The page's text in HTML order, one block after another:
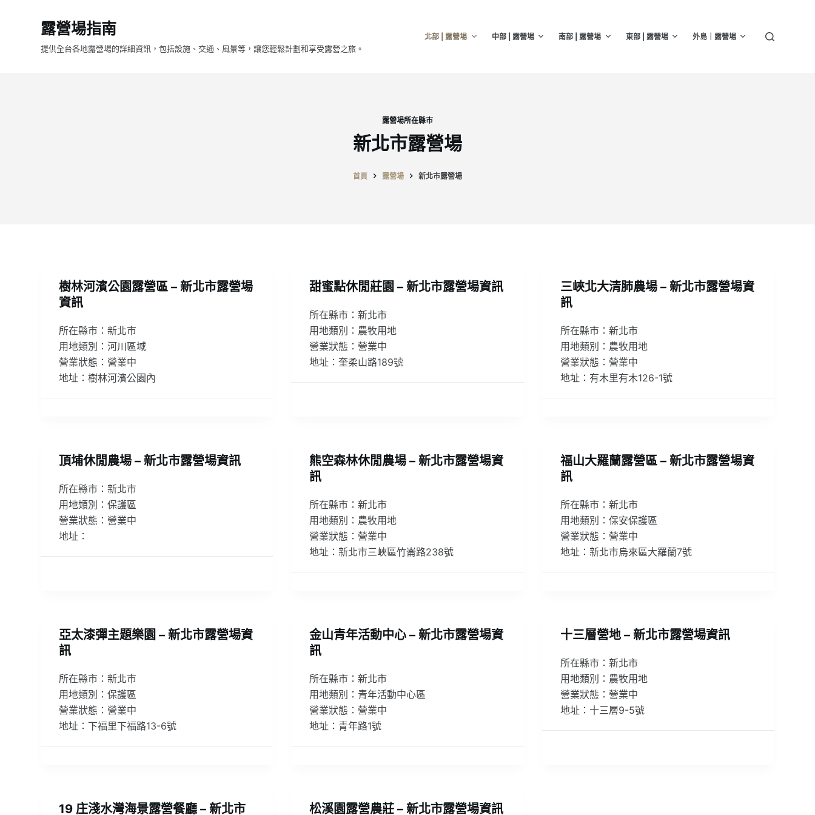
露營場指南
提供全台各地露營場的詳細資訊，包括設施、交通、風景等，讓您輕鬆計劃和享受露營之旅。
北部 | 露營場 中部 | 露營場 南部 | 露營場 東部 | 露營場 外島｜露營場
露營場所在縣市
新北市露營場
首頁 露營場 新北市露營場
樹林河濱公園露營區 – 新北市露營場
資訊
所在縣市：新北市
用地類別：河川區域
營業狀態：營業中
地址：樹林河濱公園內
甜蜜點休閒莊園 – 新北市露營場資訊
所在縣市：新北市
用地類別：農牧用地
營業狀態：營業中
地址：奎柔山路189號
三峽北大清肺農場 – 新北市露營場資
訊
所在縣市：新北市
用地類別：農牧用地
營業狀態：營業中
地址：有木里有木126-1號
頂埔休閒農場 – 新北市露營場資訊
所在縣市：新北市
用地類別：保護區
營業狀態：營業中
地址：
熊空森林休閒農場 – 新北市露營場資
訊
所在縣市：新北市
用地類別：農牧用地
營業狀態：營業中
地址：新北市三峽區竹崙路238號
福山大羅蘭露營區 – 新北市露營場資
訊
所在縣市：新北市
用地類別：保安保護區
營業狀態：營業中
地址：新北市烏來區大羅蘭7號
亞太漆彈主題樂園 – 新北市露營場資
訊
所在縣市：新北市
用地類別：保護區
營業狀態：營業中
地址：下福里下福路13-6號
金山青年活動中心 – 新北市露營場資
訊
所在縣市：新北市
用地類別：青年活動中心區
營業狀態：營業中
地址：青年路1號
十三層營地 – 新北市露營場資訊
所在縣市：新北市
用地類別：農牧用地
營業狀態：營業中
地址：十三層9-5號
19 庄淺水灣海景露營餐廳 – 新北市 松溪園露營農莊 – 新北市露營場資訊